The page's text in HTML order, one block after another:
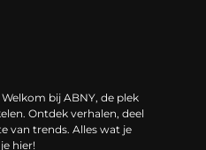
Welkom bij ABNY, de plek
Ontdek verhalen, deel
van trends. Alles wat je
hier!